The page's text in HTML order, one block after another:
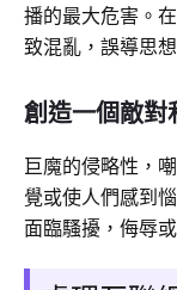
播的最大危害。
致混亂，誤導思
創造一個敵對
巨魔的侵略性，
覺或使人們感到
面臨騷擾，侮辱